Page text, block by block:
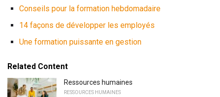
Conseils pour la formation hebdomadaire
14 façons de développer les employés
Une formation puissante en gestion
Related Content
Ressources humaines
RESSOURCES HUMAINES